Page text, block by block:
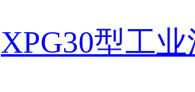
XPG30型工